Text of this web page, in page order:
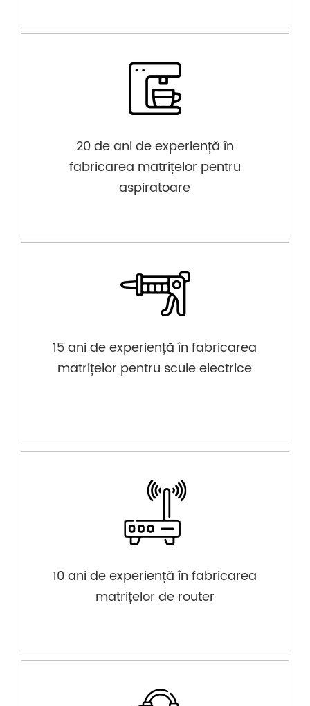
20 de ani de experiență în
fabricarea matrițelor pentru
aspiratoare
15 ani de experiență în fabricarea
matrițelor pentru scule electrice
10 ani de experiență în fabricarea
matrițelor de router